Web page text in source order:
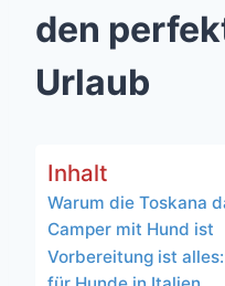
den
Urlaub
Inhalt
Warum die Toskana
Camper mit Hund ist
Vorbereitung ist